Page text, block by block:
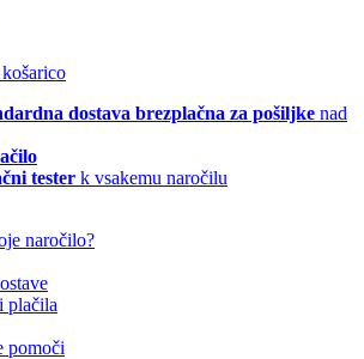
dostava brezplačna za pošiljke nad
tester k vsakemu naročilu
naročilo?
plačila
pomoči